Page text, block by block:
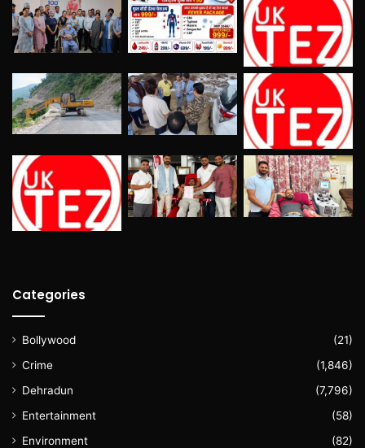
Categories
Bollywood
(21)
Crime
(1,846)
Dehradun
(7,796)
Entertainment
(58)
Environment
(82)